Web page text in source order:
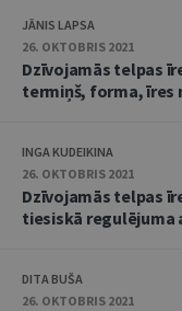
JĀNIS LAPSA
26. OKTOBRIS 2021
Dzīvojamās telpas
termiņš, forma, īres
INGA KUDEIKINA
26. OKTOBRIS 2021
Dzīvojamās telpas
tiesiskā regulējuma
DITA BUŠA
26. OKTOBRIS 2021